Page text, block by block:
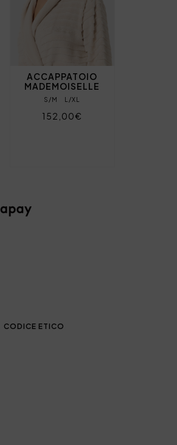
ACCAPPATOIO
MADEMOISELLE
S/M L/XL
152,00€
CODICE ETICO